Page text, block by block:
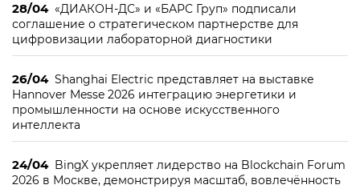
28/04 «ДИАКОН-ДС» и «БАРС Груп» подписали
соглашение о стратегическом партнерстве для
цифровизации лабораторной диагностики
26/04 Shanghai Electric представляет на выставке
Hannover Messe 2026 интеграцию энергетики и
промышленности на основе искусственного
интеллекта
24/04 BingX укрепляет лидерство на Blockchain Forum
2026 в Москве, демонстрируя масштаб, вовлечённость